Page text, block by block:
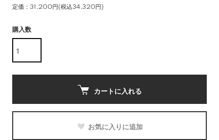
定価：31,200円(税込34,320円)
購入数
カートに入れる
お気に入りに追加